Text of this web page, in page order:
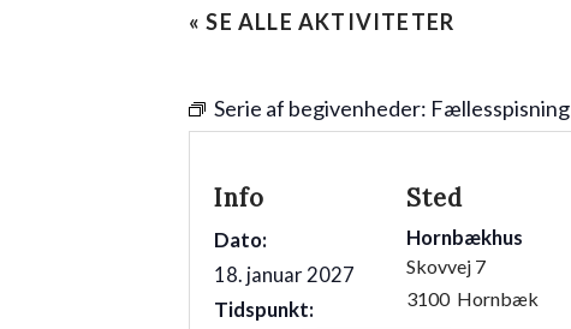
« SE ALLE AKTIVITETER
Serie af begivenheder: Fællesspisning
Info
Dato:
18. januar 2027
Tidspunkt:
Sted
Hornbækhus
Skovvej 7
3100 Hornbæk